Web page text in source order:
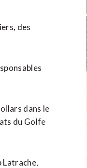
des
dans le
du Golfe